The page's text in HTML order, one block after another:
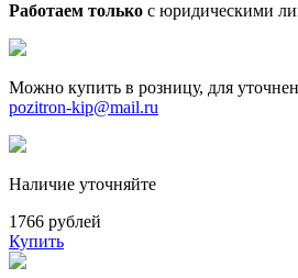
Работаем только с юридическими
Можно купить в розницу, для
pozitron-kip@mail.ru
Наличие уточняйте
1766 рублей
Купить